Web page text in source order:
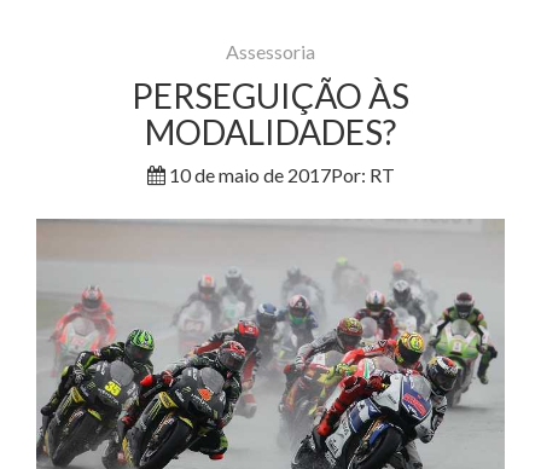
Assessoria
PERSEGUIÇÃO ÀS
MODALIDADES?
10 de maio de 2017Por: RT